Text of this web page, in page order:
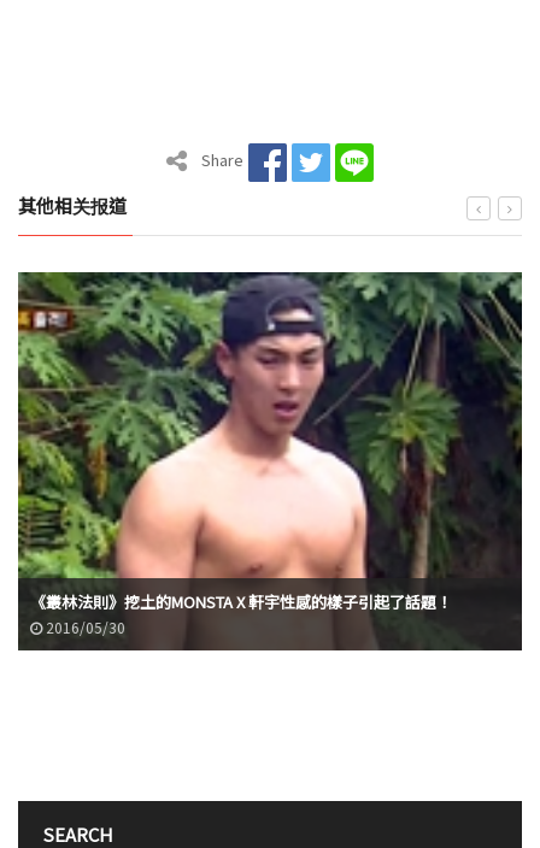
Share
其他相关报道
《叢林法則》挖土的MONSTA X 軒宇性感的樣子引起了話題！
2016/05/30
SEARCH